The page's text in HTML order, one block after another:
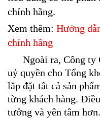
chính hãng.
Xem thêm: Hướng
chính hãng
Ngoài ra, Công ty
uỷ quyền cho Tổng
lắp đặt tất cả sản
từng khách hàng.
tưởng và yên tâm hơn.